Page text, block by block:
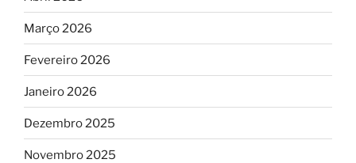
Março 2026
Fevereiro 2026
Janeiro 2026
Dezembro 2025
Novembro 2025